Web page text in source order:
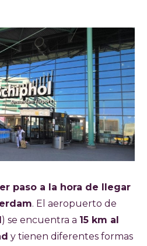
paso a la hora de llegar
. El aeropuerto de
) se encuentra a 15 km al
y tienen diferentes formas